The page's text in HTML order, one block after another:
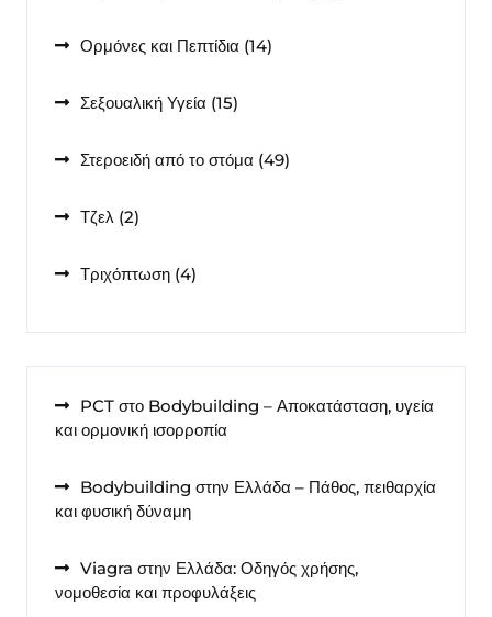
Ορμόνες και Πεπτίδια 1414
Σεξουαλική Υγεία 1515
Στεροειδή από το στόμα 4949
Τζελ 22
Τριχόπτωση 44
PCT στο Bodybuilding – Αποκατάσταση, υγεία
και ορμονική ισορροπία
Bodybuilding στην Ελλάδα – Πάθος, πειθαρχία
και φυσική δύναμη
Viagra στην Ελλάδα: Οδηγός χρήσης,
νομοθεσία και προφυλάξεις